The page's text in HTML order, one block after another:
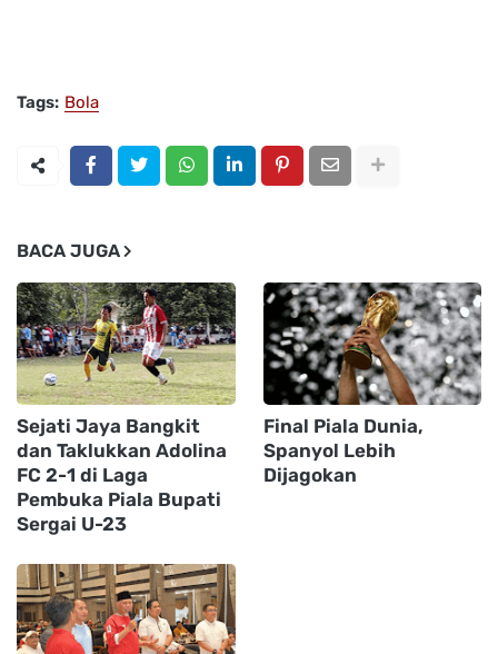
Tags: Bola
BACA JUGA
Sejati Jaya Bangkit
dan Taklukkan Adolina
FC 2-1 di Laga
Pembuka Piala Bupati
Sergai U-23
Final Piala Dunia,
Spanyol Lebih
Dijagokan